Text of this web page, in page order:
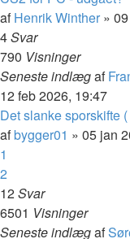
afHenrik Winther »
4Svar
790 Visninger
Seneste indlægaf
12 feb 2026, 19:47
Det slanke sporskifte
afbygger01 » 05 jan
1
2
12Svar
6501 Visninger
Seneste indlægaf